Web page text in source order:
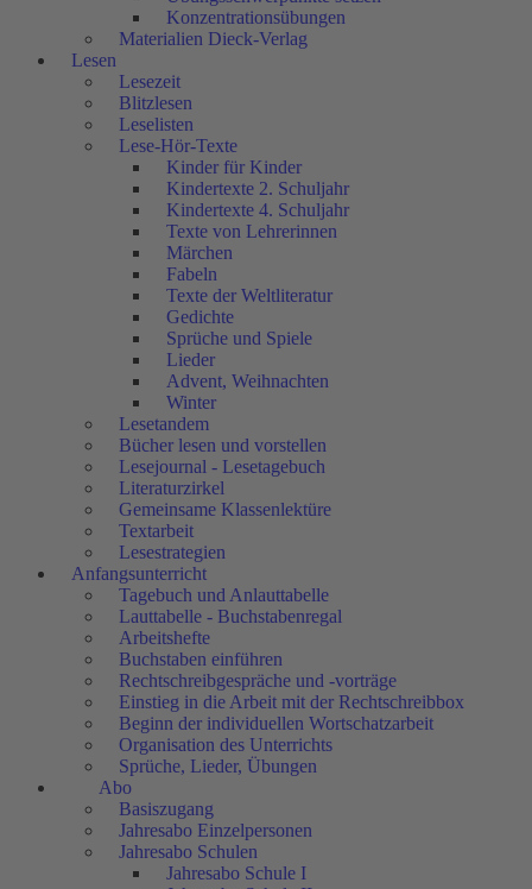
Konzentrationsübungen
Materialien Dieck-Verlag
Lesen
Lesezeit
Blitzlesen
Leselisten
Lese-Hör-Texte
Kinder für Kinder
Kindertexte 2. Schuljahr
Kindertexte 4. Schuljahr
Texte von Lehrerinnen
Märchen
Fabeln
Texte der Weltliteratur
Gedichte
Sprüche und Spiele
Lieder
Advent, Weihnachten
Winter
Lesetandem
Bücher lesen und vorstellen
Lesejournal - Lesetagebuch
Literaturzirkel
Gemeinsame Klassenlektüre
Textarbeit
Lesestrategien
Anfangsunterricht
Tagebuch und Anlauttabelle
Lauttabelle - Buchstabenregal
Arbeitshefte
Buchstaben einführen
Rechtschreibgespräche und -vorträge
Einstieg in die Arbeit mit der Rechtschreibbox
Beginn der individuellen Wortschatzarbeit
Organisation des Unterrichts
Sprüche, Lieder, Übungen
Abo
Basiszugang
Jahresabo Einzelpersonen
Jahresabo Schulen
Jahresabo Schule I